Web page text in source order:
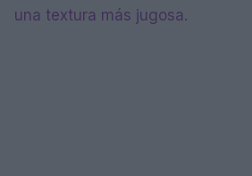
una textura más jugosa.